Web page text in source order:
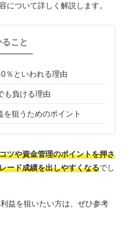
について詳しく解説します。
こと
％といわれる理由
も負ける理由
を狙うためのポイント
ツや資金管理のポイントを押さ
ード成績を出しやすくなるでし
益を狙いたい方は、ぜひ参考